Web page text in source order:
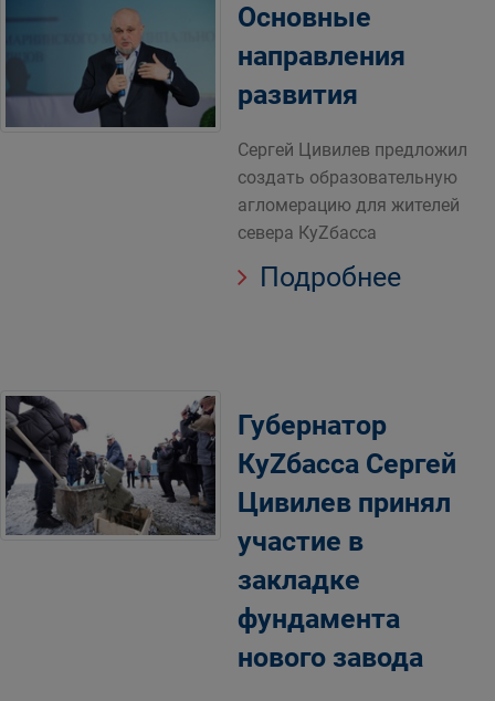
Основные
направления
развития
Сергей Цивилев предложил
создать образовательную
агломерацию для жителей
севера КуZбасса
Подробнее
Губернатор
КуZбасса Сергей
Цивилев принял
участие в
закладке
фундамента
нового завода